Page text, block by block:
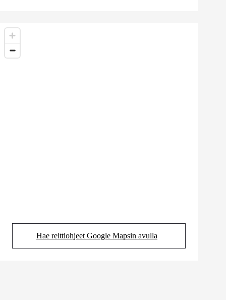
Hae reittiohjeet Google Mapsin avulla
(Aukeaa uudessa välilehdessä)